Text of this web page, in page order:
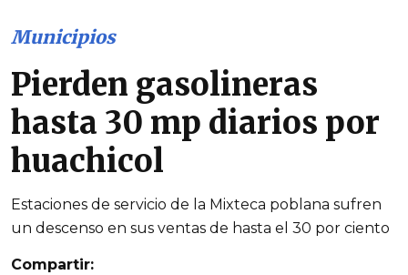
Municipios
Pierden gasolineras
hasta 30 mp diarios por
huachicol
Estaciones de servicio de la Mixteca poblana sufren
un descenso en sus ventas de hasta el 30 por ciento
Compartir: